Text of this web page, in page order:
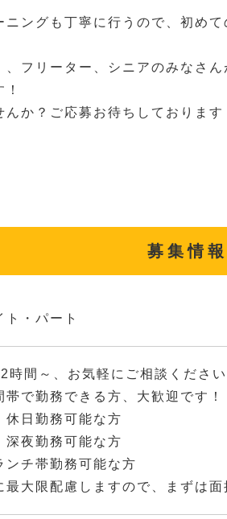
ングも丁寧に行うので、初めて
フリーター、シニアのみなさん
か？ご応募お待ちしております
募集情報
ト・パート
時間～、お気軽にご相談ください
帯で勤務できる方、大歓迎です！
休日勤務可能な方
深夜勤務可能な方
ンチ帯勤務可能な方
最大限配慮しますので、まずは